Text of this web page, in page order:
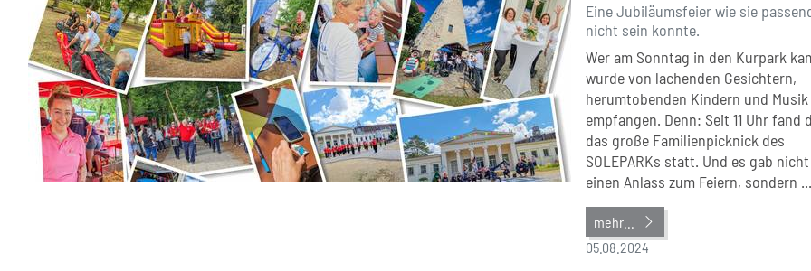
Eine Jubiläumsfeier wie sie
nicht sein konnte.
Wer am Sonntag in den Kurpark
wurde von lachenden Gesichtern,
herumtobenden Kindern und Musik
empfangen. Denn: Seit 11 Uhr fand
das große Familienpicknick des
SOLEPARKs statt. Und es gab
einen Anlass zum Feiern, sondern ...
mehr...
05.08.2024